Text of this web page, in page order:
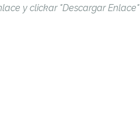
y clickar "Descargar Enlace"